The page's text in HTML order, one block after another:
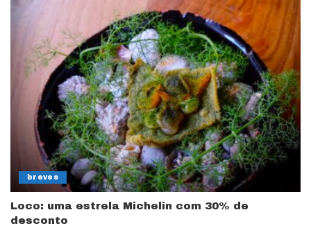
breves
Loco: uma estrela Michelin com 30% de
desconto